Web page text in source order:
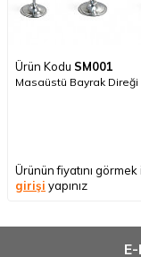
Ürün Kodu SM001
Masaüstü Bayrak Direği
Ürünün fiyatını görmek
girişi yapınız